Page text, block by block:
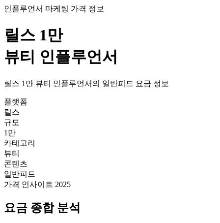
인플루언서 마케팅 가격 정보
릴스 1만
뷰티 인플루언서
릴스 1만 뷰티 인플루언서의 일반피드 요금 정보
플랫폼
릴스
규모
1만
카테고리
뷰티
콘텐츠
일반피드
가격 인사이트 2025
요금 종합 분석